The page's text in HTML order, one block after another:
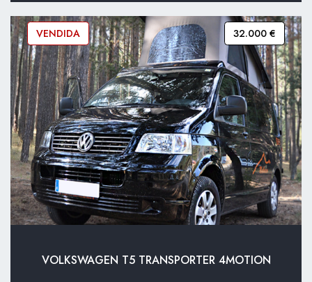
VOLKSWAGEN T5 TRANSPORTER 4MOTION
VENDIDA 32.000 €